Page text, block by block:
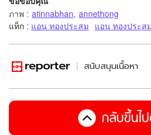
ภาพ : atinnabhan, annethong
แท็ก : แอน ทองประสม แอน ทองประส
สนับสนุนเนื้อหา
กลับขึ้นไ